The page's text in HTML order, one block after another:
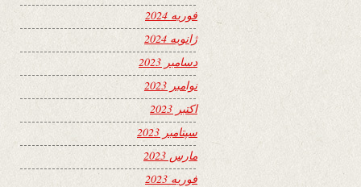
فوریه 2024
ژانویه 2024
دسامبر 2023
نوامبر 2023
اکتبر 2023
سپتامبر 2023
مارس 2023
فوریه 2023